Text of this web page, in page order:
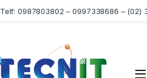
Telf: 0987803802 – 0997338686 – (02)